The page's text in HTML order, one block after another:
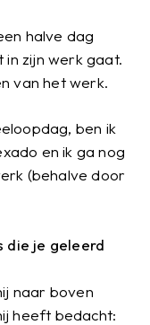
halve dag
in zijn werk gaat.
van het werk.
ben ik
en ik ga nog
(behalve door
die je geleerd
naar boven
heeft bedacht: